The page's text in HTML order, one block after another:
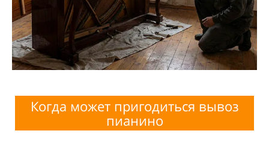
Когда может пригодиться вывоз
пианино